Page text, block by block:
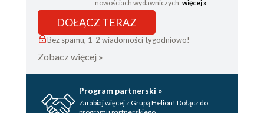
nowościach wydawniczych. więcej »
DOŁĄCZ TERAZ
Bez spamu, 1-2 wiadomości tygodniowo!
Zobacz więcej »
Program partnerski »
Zarabiaj więcej z Grupą Helion! Dołącz do